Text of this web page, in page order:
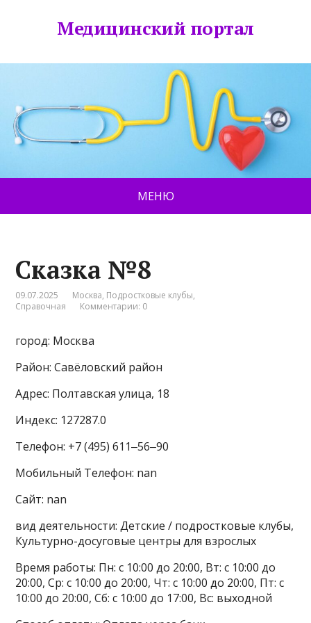
Медицинский портал
МЕНЮ
Сказка №8
09.07.2025 Москва, Подростковые клубы,
Справочная
Комментарии: 0
город: Москва
Район: Савёловский район
Адрес: Полтавская улица, 18
Индекс: 127287.0
Телефон: +7 (495) 611‒56‒90
Мобильный Телефон: nan
Сайт: nan
вид деятельности: Детские / подростковые клубы,
Культурно-досуговые центры для взрослых
Время работы: Пн: с 10:00 до 20:00, Вт: с 10:00 до
20:00, Ср: с 10:00 до 20:00, Чт: с 10:00 до 20:00, Пт: с
10:00 до 20:00, Сб: с 10:00 до 17:00, Вс: выходной